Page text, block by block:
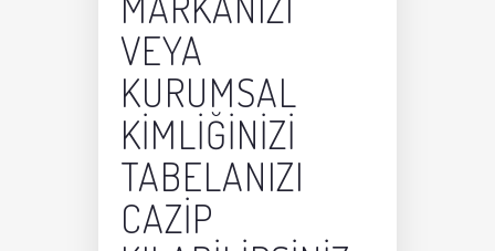
VEYA
KURUMSAL
KIMLIĞINIZI
TABELANIZI
CAZIP